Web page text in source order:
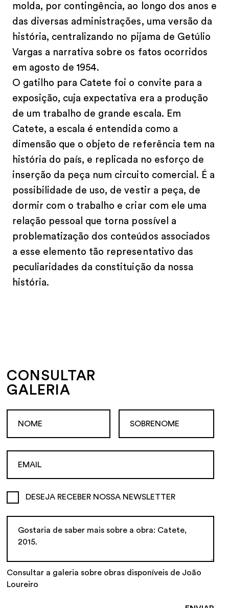
molda, por contingência, ao longo dos anos e
das diversas administrações, uma versão da
história, centralizando no pijama de Getúlio
Vargas a narrativa sobre os fatos ocorridos
em agosto de 1954.
O gatilho para Catete foi o convite para a
exposição, cuja expectativa era a produção
de um trabalho de grande escala. Em
Catete, a escala é entendida como a
dimensão que o objeto de referência tem na
história do país, e replicada no esforço de
inserção da peça num circuito comercial. É a
possibilidade de uso, de vestir a peça, de
dormir com o trabalho e criar com ele uma
relação pessoal que torna possível a
problematização dos conteúdos associados
a esse elemento tão representativo das
peculiaridades da constituição da nossa
história.
CONSULTAR
GALERIA
DESEJA RECEBER NOSSA NEWSLETTER
Consultar a galeria sobre obras disponíveis de João
Loureiro